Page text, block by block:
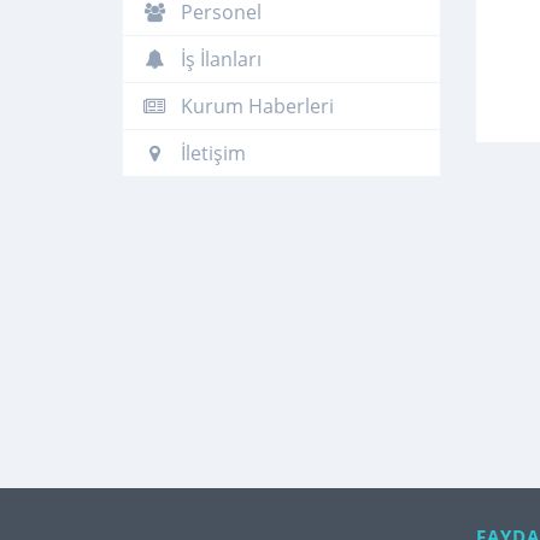
Personel
İş İlanları
Kurum Haberleri
İletişim